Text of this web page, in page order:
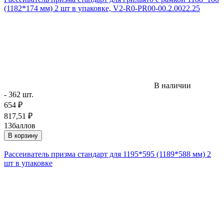
(1182*174 мм) 2 шт в упаковке, V2-R0-PR00-00.2.0022.25
В наличии
- 362 шт.
654 ₽
817,51 ₽
13баллов
В корзину
Рассеиватель призма стандарт для 1195*595 (1189*588 мм) 2
шт в упаковке